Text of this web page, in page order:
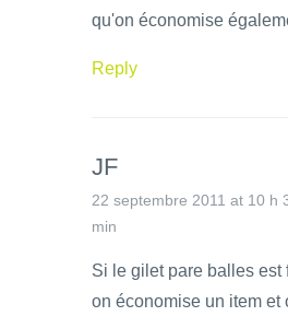
qu'on économise
Reply
JF
22 septembre 2011 at 10 h
min
Si le gilet pare balles est
on économise un item et